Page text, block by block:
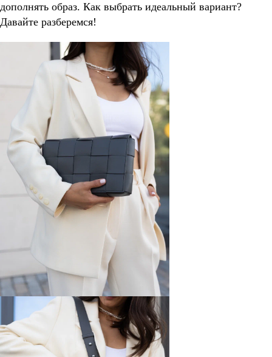
дополнять образ. Как выбрать идеальный вариант?
Давайте разберемся!